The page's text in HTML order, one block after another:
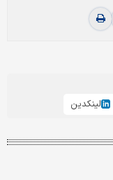
لینکدین